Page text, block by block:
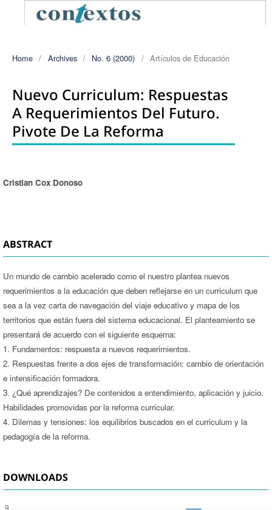
Home / Archives / No. 6 (2000) / Artículos de Educación
Nuevo Curriculum: Respuestas
A Requerimientos Del Futuro.
Pivote De La Reforma
Authors
Cristian Cox Donoso
ABSTRACT
Un mundo de cambio acelerado como el nuestro plantea nuevos
requerimientos a la educación que deben reflejarse en un curriculum que
sea a la vez carta de navegación del viaje educativo y mapa de los
territorios que están fuera del sistema educacional. El planteamiento se
presentará de acuerdo con el siguiente esquema:
1. Fundamentos: respuesta a nuevos requerimientos.
2. Respuestas frente a dos ejes de transformación: cambio de orientación
e intensificación formadora.
3. ¿Qué aprendizajes? De contenidos a entendimiento, aplicación y juicio.
Habilidades promovidas por la reforma curricular.
4. Dilemas y tensiones: los equilibrios buscados en el curriculum y la
pedagogía de la reforma.
DOWNLOADS